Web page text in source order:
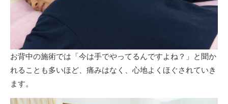
お背中の施術では「今は手でやってるんですよね？」と聞か
れることも多いほど、痛みはなく、心地よくほぐされていき
ます。